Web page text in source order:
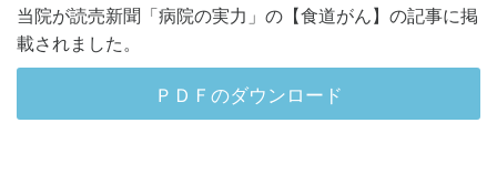
当院が読売新聞「病院の実力」の【食道がん】の記事に掲
載されました。
ＰＤＦのダウンロード